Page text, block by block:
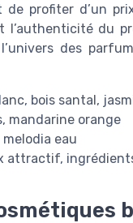
profiter d’un
l’authenticité du
des
bois santal,
mandarine orange
eau
attractif,